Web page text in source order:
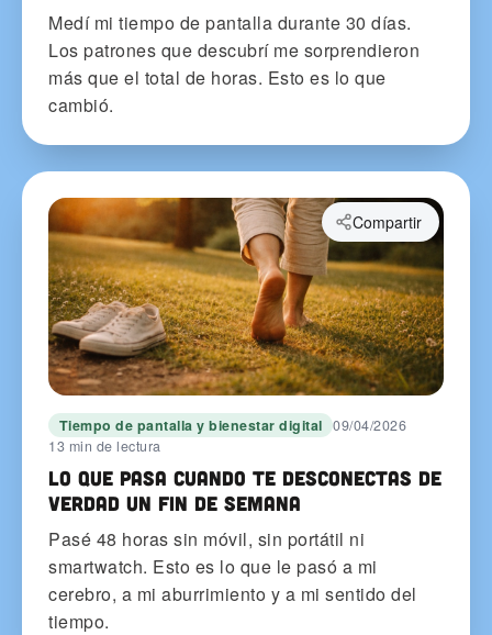
Medí mi tiempo de pantalla durante 30 días.
Los patrones que descubrí me sorprendieron
más que el total de horas. Esto es lo que
cambió.
Tiempo de pantalla y bienestar digital 09/04/2026
13 min de lectura
Lo que pasa cuando te desconectas de
verdad un fin de semana
Pasé 48 horas sin móvil, sin portátil ni
smartwatch. Esto es lo que le pasó a mi
cerebro, a mi aburrimiento y a mi sentido del
tiempo.
Compartir